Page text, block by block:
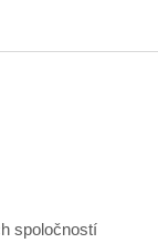
spoločností